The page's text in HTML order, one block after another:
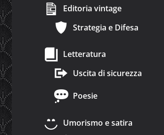
Editoria vintage
Strategia e Difesa
Letteratura
Uscita di sicurezza
Poesie
Umorismo e satira